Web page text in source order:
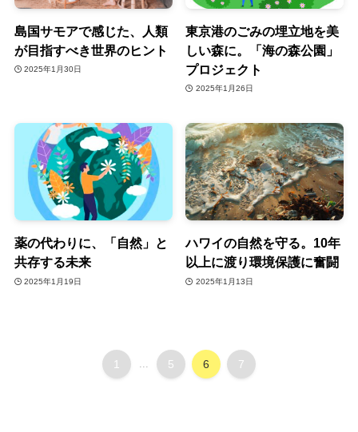
島国サモアで感じた、人類
が目指すべき世界のヒント
2025年1月30日
東京港のごみの埋立地を美
しい森に。「海の森公園」
プロジェクト
2025年1月26日
薬の代わりに、「自然」と
共存する未来
2025年1月19日
ハワイの自然を守る。10年
以上に渡り環境保護に奮闘
2025年1月13日
1 5 6 7